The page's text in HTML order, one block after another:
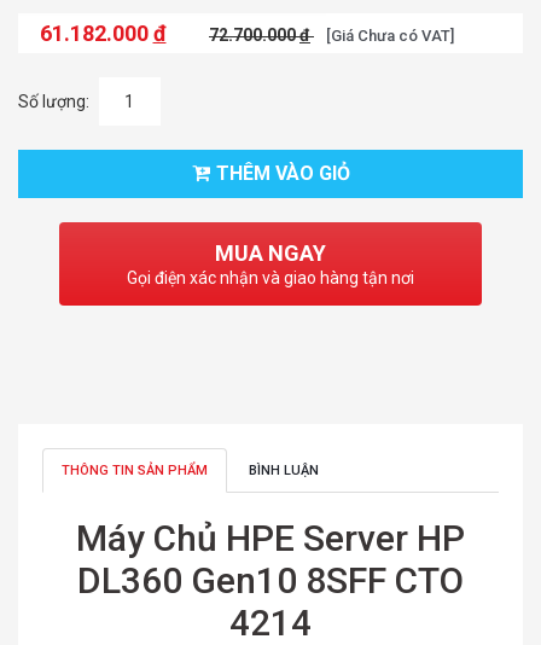
61.182.000đ 72.700.000đ [Giá Chưa có VAT]
Số lượng:
THÊM VÀO GIỎ
MUA NGAY
Gọi điện xác nhận và giao hàng tận nơi
THÔNG TIN SẢN PHẨM BÌNH LUẬN
Máy Chủ HPE Server HP
DL360 Gen10 8SFF CTO
4214